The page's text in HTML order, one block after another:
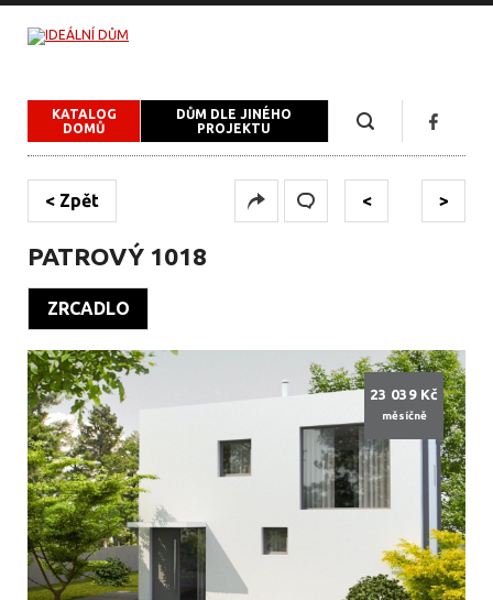
KATALOG
DOMŮ
DŮM DLE JINÉHO
PROJEKTU
>
<
< Zpět
PATROVÝ 1018
ZRCADLO
23 039 Kč
měsíčně